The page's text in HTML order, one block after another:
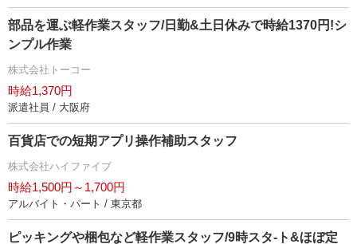
部品を運ぶ軽作業スタッフ/日勤&土日休みで時給1370円!シ
ンプル作業
株式会社トーコー
時給1,370円
派遣社員 / 大阪府
百貨店での短期アプリ操作補助スタッフ
株式会社ハイファイブ
時給1,500円～1,700円
アルバイト・パート / 東京都
ピッキングや梱包など軽作業スタッフ/9時スタ-ト&ほぼ定